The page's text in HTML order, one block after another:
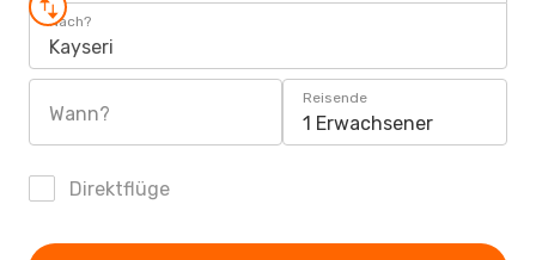
Nach?
Kayseri
Wann?
Reisende
1 Erwachsener
Direktflüge